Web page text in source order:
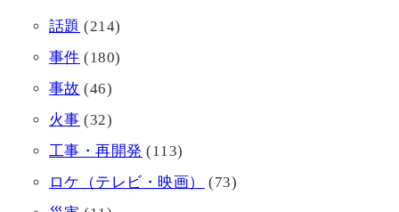
話題 (214)
事件 (180)
事故 (46)
火事 (32)
工事・再開発 (113)
ロケ（テレビ・映画）
(73)